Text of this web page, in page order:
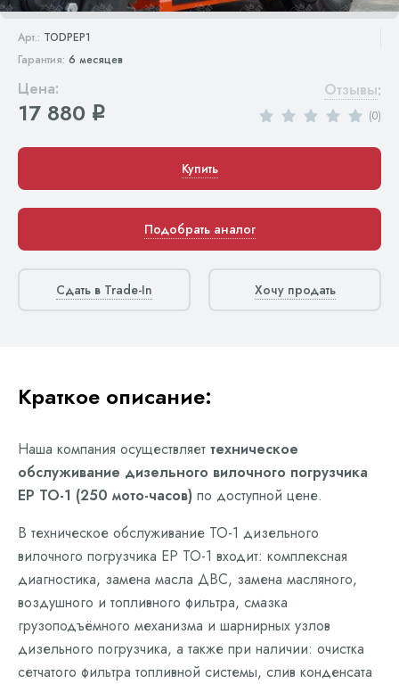
Арт.: TODPEP1
Гарантия: 6 месяцев
Цена:
17 880 q
Отзывы:
(0)
Купить
Подобрать аналог
Сдать в Trade-In Хочу продать
Краткое описание:
Наша компания осуществляет техническое
обслуживание дизельного вилочного погрузчика
EP ТО-1 (250 мото-часов) по доступной цене.
В техническое обслуживание ТО-1 дизельного
вилочного погрузчика EP ТО-1 входит: комплексная
диагностика, замена масла ДВС, замена масляного,
воздушного и топливного фильтра, смазка
грузоподъёмного механизма и шарнирных узлов
дизельного погрузчика, а также при наличии: очистка
сетчатого фильтра топливной системы, слив конденсата